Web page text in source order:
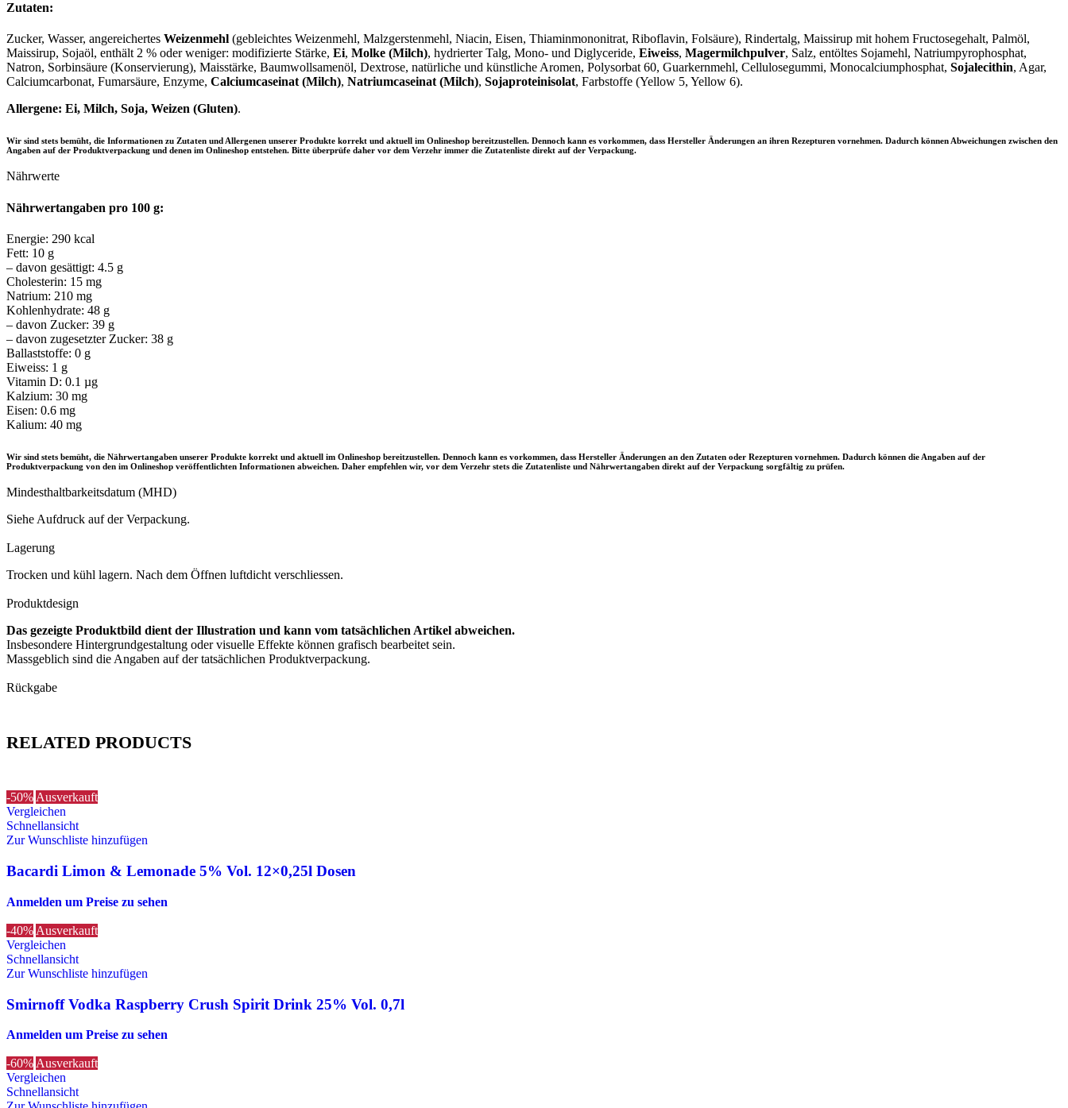
Zutaten:
Zucker, Wasser, angereichertes Weizenmehl (gebleichtes Weizenmehl, Malzgerstenmehl, Niacin, Eisen, Thiaminmononitrat, Riboflavin, Folsäure), Rindertalg, Maissirup mit hohem Fructosegehalt, Palmöl,
Maissirup, Sojaöl, enthält 2 % oder weniger: modifizierte Stärke, Ei, Molke (Milch), hydrierter Talg, Mono- und Diglyceride, Eiweiss, Magermilchpulver, Salz, entöltes Sojamehl, Natriumpyrophosphat,
Natron, Sorbinsäure (Konservierung), Maisstärke, Baumwollsamenöl, Dextrose, natürliche und künstliche Aromen, Polysorbat 60, Guarkernmehl, Cellulosegummi, Monocalciumphosphat, Sojalecithin, Agar,
Calciumcarbonat, Fumarsäure, Enzyme, Calciumcaseinat (Milch), Natriumcaseinat (Milch), Sojaproteinisolat, Farbstoffe (Yellow 5, Yellow 6).
Allergene: Ei, Milch, Soja, Weizen (Gluten).
Wir sind stets bemüht, die Informationen zu Zutaten und Allergenen unserer Produkte korrekt und aktuell im Onlineshop bereitzustellen. Dennoch kann es vorkommen, dass Hersteller Änderungen an ihren Rezepturen vornehmen. Dadurch können Abweichungen zwischen den
Angaben auf der Produktverpackung und denen im Onlineshop entstehen. Bitte überprüfe daher vor dem Verzehr immer die Zutatenliste direkt auf der Verpackung.
Nährwerte
Nährwertangaben pro 100 g:
Energie: 290 kcal
Fett: 10 g
– davon gesättigt: 4.5 g
Cholesterin: 15 mg
Natrium: 210 mg
Kohlenhydrate: 48 g
– davon Zucker: 39 g
– davon zugesetzter Zucker: 38 g
Ballaststoffe: 0 g
Eiweiss: 1 g
Vitamin D: 0.1 µg
Kalzium: 30 mg
Eisen: 0.6 mg
Kalium: 40 mg
Wir sind stets bemüht, die Nährwertangaben unserer Produkte korrekt und aktuell im Onlineshop bereitzustellen. Dennoch kann es vorkommen, dass Hersteller Änderungen an den Zutaten oder Rezepturen vornehmen. Dadurch können die Angaben auf der
Produktverpackung von den im Onlineshop veröffentlichten Informationen abweichen. Daher empfehlen wir, vor dem Verzehr stets die Zutatenliste und Nährwertangaben direkt auf der Verpackung sorgfältig zu prüfen.
Mindesthaltbarkeitsdatum (MHD)
Siehe Aufdruck auf der Verpackung.
Lagerung
Trocken und kühl lagern. Nach dem Öffnen luftdicht verschliessen.
Produktdesign
Das gezeigte Produktbild dient der Illustration und kann vom tatsächlichen Artikel abweichen.
Insbesondere Hintergrundgestaltung oder visuelle Effekte können grafisch bearbeitet sein.
Massgeblich sind die Angaben auf der tatsächlichen Produktverpackung.
Rückgabe
RELATED PRODUCTS
-50%Ausverkauft
Vergleichen
Schnellansicht
Zur Wunschliste hinzufügen
Bacardi Limon & Lemonade 5% Vol. 12×0,25l Dosen
Anmelden um Preise zu sehen
-40% Ausverkauft
Vergleichen
Schnellansicht
Zur Wunschliste hinzufügen
Smirnoff Vodka Raspberry Crush Spirit Drink 25% Vol. 0,7l
Anmelden um Preise zu sehen
-60% Ausverkauft
Vergleichen
Schnellansicht